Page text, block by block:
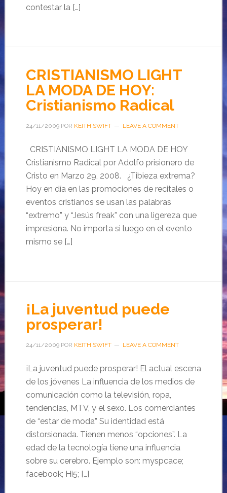
contestar la […]
CRISTIANISMO LIGHT
LA MODA DE HOY:
Cristianismo Radical
24/11/2009POR KEITH SWIFT LEAVE A COMMENT
CRISTIANISMO LIGHT LA MODA DE HOY
Cristianismo Radical por Adolfo prisionero de
Cristo en Marzo 29, 2008. ¿Tibieza extrema?
Hoy en día en las promociones de recitales o
eventos cristianos se usan las palabras
“extremo” y “Jesús freak” con una ligereza que
impresiona. No importa si luego en el evento
mismo se […]
¡La juventud puede
prosperar!
24/11/2009POR KEITH SWIFT LEAVE A COMMENT
¡La juventud puede prosperar! El actual escena
de los jóvenes La influencia de los medios de
comunicación como la televisión, ropa,
tendencias, MTV, y el sexo. Los comerciantes
de “estar de moda” Su identidad está
distorsionada. Tienen menos “opciones”. La
edad de la tecnología tiene una influencia
sobre su cerebro. Ejemplo son: myspcace;
facebook; Hi5; […]